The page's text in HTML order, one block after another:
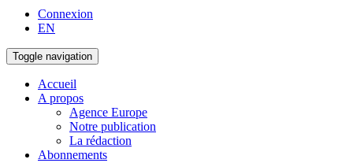
Connexion
EN
Toggle navigation
Accueil
A propos
Agence Europe
Notre publication
La rédaction
Abonnements